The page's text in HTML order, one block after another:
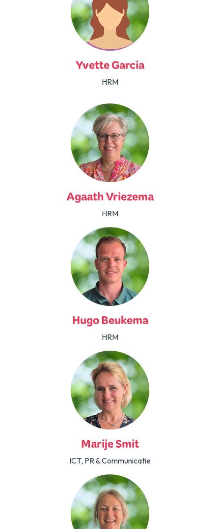
Yvette Garcia
HRM
Agaath Vriezema
HRM
Hugo Beukema
HRM
Marije Smit
ICT, PR & Communicatie